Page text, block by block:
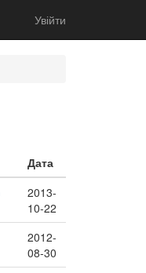
Увійти
Дата
2013-
10-22
2012-
08-30